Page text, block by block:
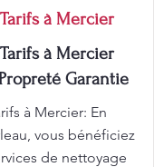
à Mercier
à Mercier
Garantie
à Mercier: En
vous bénéficiez
de nettoyage